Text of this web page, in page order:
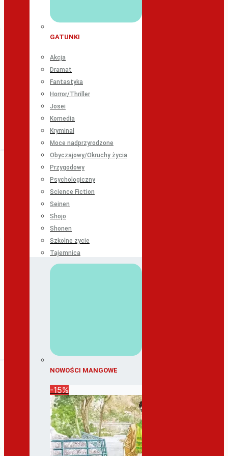
GATUNKI
Akcja
Dramat
Fantastyka
Horror/Thriller
Josei
Komedia
Kryminał
Moce nadprzyrodzone
Obyczajowy/Okruchy życia
Przygodowy
Psychologiczny
Science Fiction
Seinen
Shojo
Shonen
Szkolne życie
Tajemnica
NOWOŚCI MANGOWE
-15%